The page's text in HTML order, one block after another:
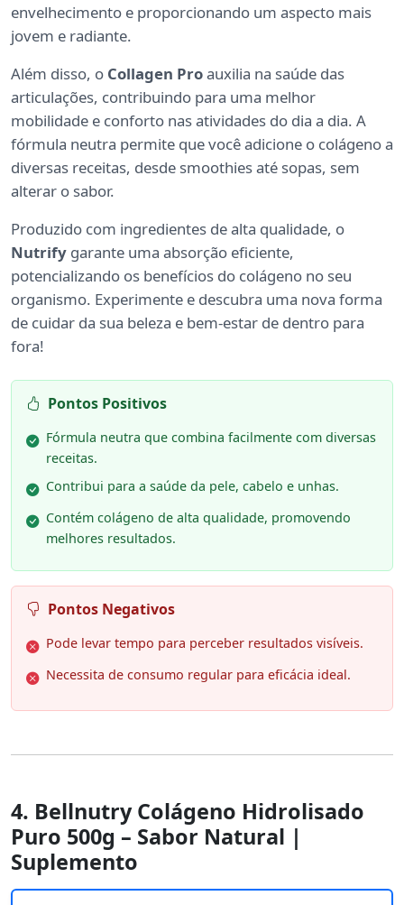
envelhecimento e proporcionando um aspecto mais
jovem e radiante.
Além disso, o Collagen Proauxilia na saúde das
articulações, contribuindo para uma melhor
mobilidade e conforto nas atividades do dia a dia. A
fórmula neutra permite que você adicione o colágeno a
diversas receitas, desde smoothies até sopas, sem
alterar o sabor.
Produzido com ingredientes de alta qualidade, o
Nutrify garante uma absorção eficiente,
potencializando os benefícios do colágeno no seu
organismo. Experimente e descubra uma nova forma
de cuidar da sua beleza e bem-estar de dentro para
fora!
Pontos Positivos
Fórmula neutra que combina facilmente com diversas
receitas.
Contribui para a saúde da pele, cabelo e unhas.
Contém colágeno de alta qualidade, promovendo
melhores resultados.
Pontos Negativos
Pode levar tempo para perceber resultados visíveis.
Necessita de consumo regular para eficácia ideal.
4. Bellnutry Colágeno Hidrolisado
Puro 500g – Sabor Natural |
Suplemento